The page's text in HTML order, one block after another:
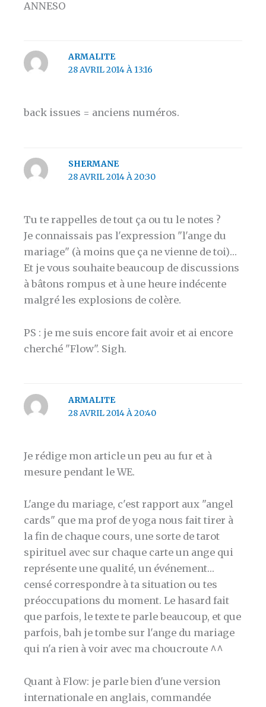
ANNESO
ARMALITE
28 AVRIL 2014 À 13:16
back issues = anciens numéros.
SHERMANE
28 AVRIL 2014 À 20:30
Tu te rappelles de tout ça ou tu le notes ?
Je connaissais pas l'expression "l'ange du
mariage" (à moins que ça ne vienne de toi)…
Et je vous souhaite beaucoup de discussions
à bâtons rompus et à une heure indécente
malgré les explosions de colère.
PS : je me suis encore fait avoir et ai encore
cherché "Flow". Sigh.
ARMALITE
28 AVRIL 2014 À 20:40
Je rédige mon article un peu au fur et à
mesure pendant le WE.
L'ange du mariage, c'est rapport aux "angel
cards" que ma prof de yoga nous fait tirer à
la fin de chaque cours, une sorte de tarot
spirituel avec sur chaque carte un ange qui
représente une qualité, un événement…
censé correspondre à ta situation ou tes
préoccupations du moment. Le hasard fait
que parfois, le texte te parle beaucoup, et que
parfois, bah je tombe sur l'ange du mariage
qui n'a rien à voir avec ma choucroute ^^
Quant à Flow: je parle bien d'une version
internationale en anglais, commandée